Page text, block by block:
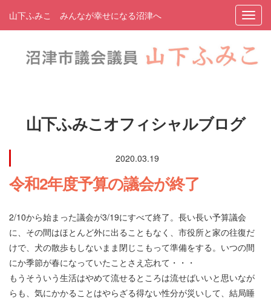
山下ふみこ みんなが幸せになる沼津へ
山下ふみこオフィシャルブログ
2020.03.19
令和2年度予算の議会が終了
2/10から始まった議会が3/19にすべて終了。長い長い予算議会
に、その間はほとんど外に出ることもなく、市役所と家の往復だ
けで、犬の散歩もしないまま閉じこもって準備をする。いつの間
にか季節が春になっていたことさえ忘れて・・・
もうそういう生活はやめて流せるところは流せばいいと思いなが
らも、気にかかることはやらざる得ない性分が災いして、結局睡